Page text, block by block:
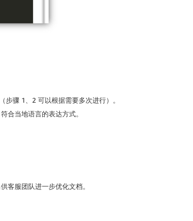
骤 1、2 可以根据需要多次进行）。
合当地语言的表达方式。
客服团队进一步优化文档。